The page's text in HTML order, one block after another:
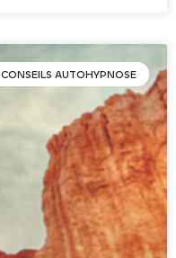
CONSEILS AUTOHYPNOSE